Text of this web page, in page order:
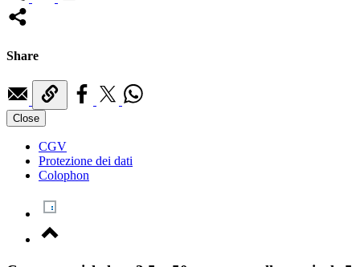
Share
Close
CGV
Protezione dei dati
Colophon